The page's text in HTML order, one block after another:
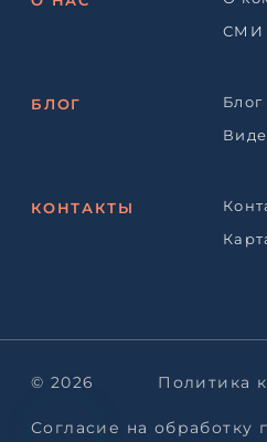
СМИ
БЛОГ
Блог
КОНТАКТЫ
© 2026 Политика
Согласие на обработку